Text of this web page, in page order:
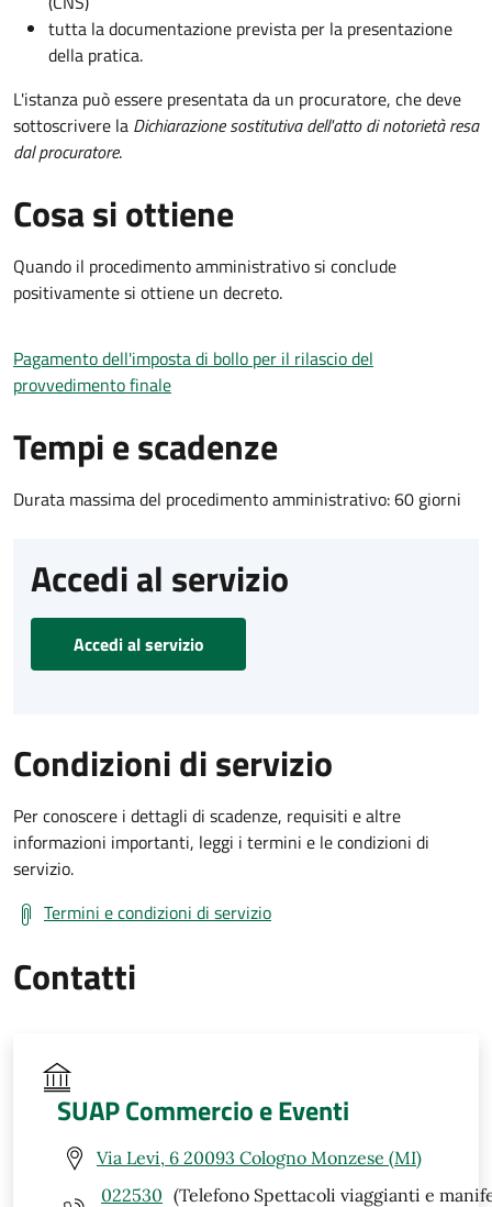
tutta la documentazione prevista per la presentazione
della pratica.
L'istanza può essere presentata da un procuratore, che deve
sottoscrivere la Dichiarazione sostitutiva dell'atto di notorietà resa
dal procuratore.
Cosa si ottiene
Quando il procedimento amministrativo si conclude
positivamente si ottiene un decreto.
Pagamento dell'imposta di bollo per il rilascio del
provvedimento finale
Tempi e scadenze
Durata massima del procedimento amministrativo: 60 giorni
Accedi al servizio
Accedi al servizio
Condizioni di servizio
Per conoscere i dettagli di scadenze, requisiti e altre
informazioni importanti, leggi i termini e le condizioni di
servizio.
Termini e condizioni di servizio
Contatti
SUAP Commercio e Eventi
Via Levi, 6 20093 Cologno Monzese (MI)
022530 (Telefono Spettacoli viaggianti e